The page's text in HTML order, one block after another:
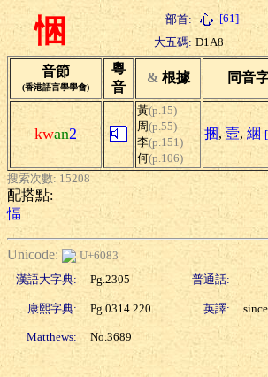
悃 部首: [61]
大五碼: D1A8
音節
(香港語言學學會)
粵
音
& 根據 同音
kwan2
黃(p.15)
周(p.55)
李(p.151)
何(p.106)
捆, 壼, 綑
搜索次數: 15208
配搭點:
愊
Unicode:
U+6083
漢語大字典:
Pg.2305 普通話:
康熙字典: Pg.0314.220 英譯:
Matthews: No.3689